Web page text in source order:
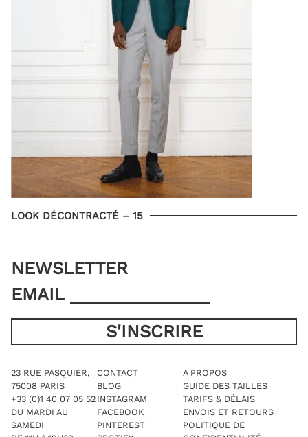
LOOK DÉCONTRACTÉ – 15
NEWSLETTER
EMAIL
23 RUE PASQUIER,
75008 PARIS
+33 (0)1 40 07 05 52
DU MARDI AU
SAMEDI
CONTACT
BLOG
INSTAGRAM
FACEBOOK
PINTEREST
A PROPOS
GUIDE DES TAILLES
TARIFS & DÉLAIS
ENVOIS ET RETOURS
POLITIQUE DE